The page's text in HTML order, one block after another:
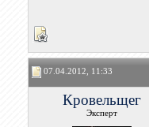
07.04.2012, 11:33
Кровельщег
Эксперт